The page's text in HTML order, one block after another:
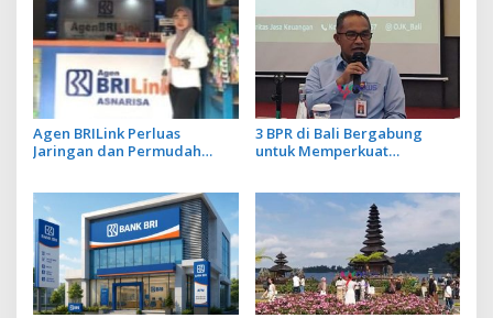
Penipuan
Agen BRILink Perluas
Jaringan dan Permudah
3 BPR di Bali Bergabung
untuk Memperkuat